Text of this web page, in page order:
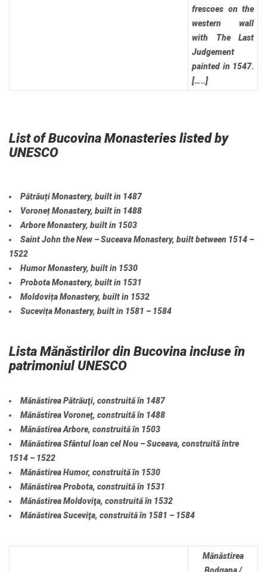
frescoes on the
western wall
with The Last
Judgement
painted in 1547.
[…..]
List of Bucovina Monasteries listed by
UNESCO
Pătrăuți Monastery, built in 1487
Voroneț Monastery, built in 1488
Arbore Monastery, built in 1503
Saint John the New – Suceava Monastery, built between 1514 –
1522
Humor Monastery, built in 1530
Probota Monastery, built in 1531
Moldovița Monastery, built in 1532
Sucevița Monastery, built in 1581 – 1584
Lista Mănăstirilor din Bucovina incluse în
patrimoniul UNESCO
Mănăstirea Pătrăuţi, construită în 1487
Mănăstirea Voroneţ, construită în 1488
Mănăstirea Arbore, construită în 1503
Mănăstirea Sfântul Ioan cel Nou – Suceava, construită între
1514 – 1522
Mănăstirea Humor, construită în 1530
Mănăstirea Probota, construită în 1531
Mănăstirea Moldoviţa, construită în 1532
Mănăstirea Suceviţa, construită în 1581 – 1584
Mănăstirea